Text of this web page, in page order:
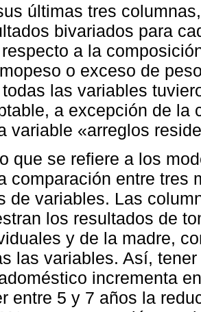
últimas tres
bivariados para
a la
o exceso de
las variables
a excepción de la
variable «arreglos
que se refiere a los
comparación entre tres
de variables. Las
los resultados de
y de la madre,
las variables. Así,
incrementa
entre 5 y 7 años la